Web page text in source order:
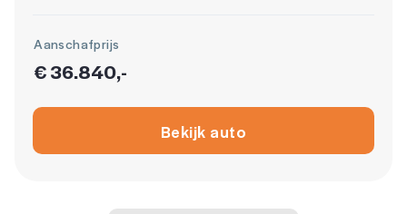
Uitparkeer waarschuwing
Volledig digitaal instrumentenpaneel
Aanschafprijs
€ 36.840,-
Bekijk auto